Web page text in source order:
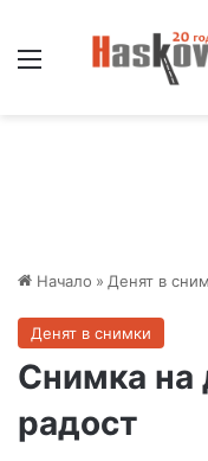
Начало » Денят в
Денят в снимки
Снимка на
радост